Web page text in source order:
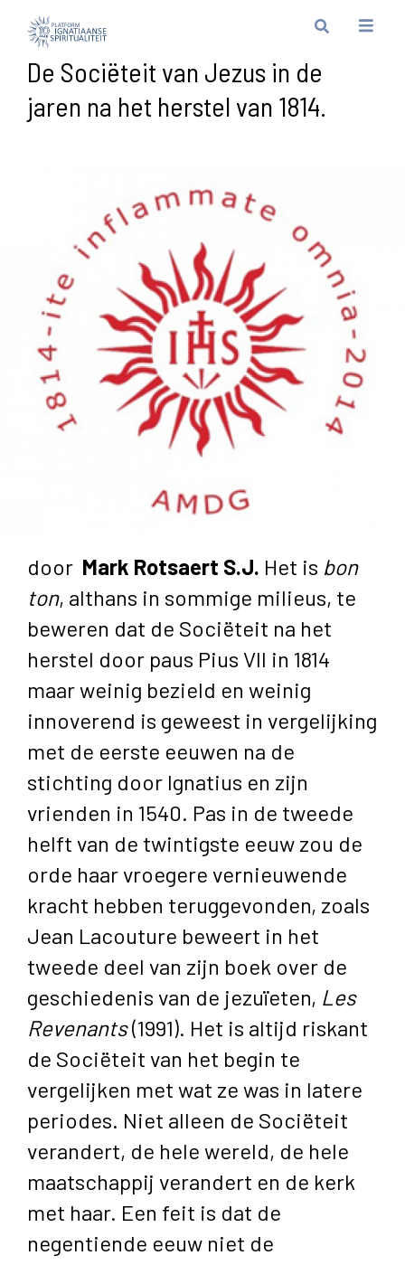
De Sociëteit van Jezus in de
jaren na het herstel van 1814.
door Mark Rotsaert S.J. Het is bon
ton, althans in sommige milieus, te
beweren dat de Sociëteit na het
herstel door paus Pius VII in 1814
maar weinig bezield en weinig
innoverend is geweest in vergelijking
met de eerste eeuwen na de
stichting door Ignatius en zijn
vrienden in 1540. Pas in de tweede
helft van de twintigste eeuw zou de
orde haar vroegere vernieuwende
kracht hebben teruggevonden, zoals
Jean Lacouture beweert in het
tweede deel van zijn boek over de
geschiedenis van de jezuïeten, Les
Revenants(1991). Het is altijd riskant
de Sociëteit van het begin te
vergelijken met wat ze was in latere
periodes. Niet alleen de Sociëteit
verandert, de hele wereld, de hele
maatschappij verandert en de kerk
met haar. Een feit is dat de
negentiende eeuw niet de